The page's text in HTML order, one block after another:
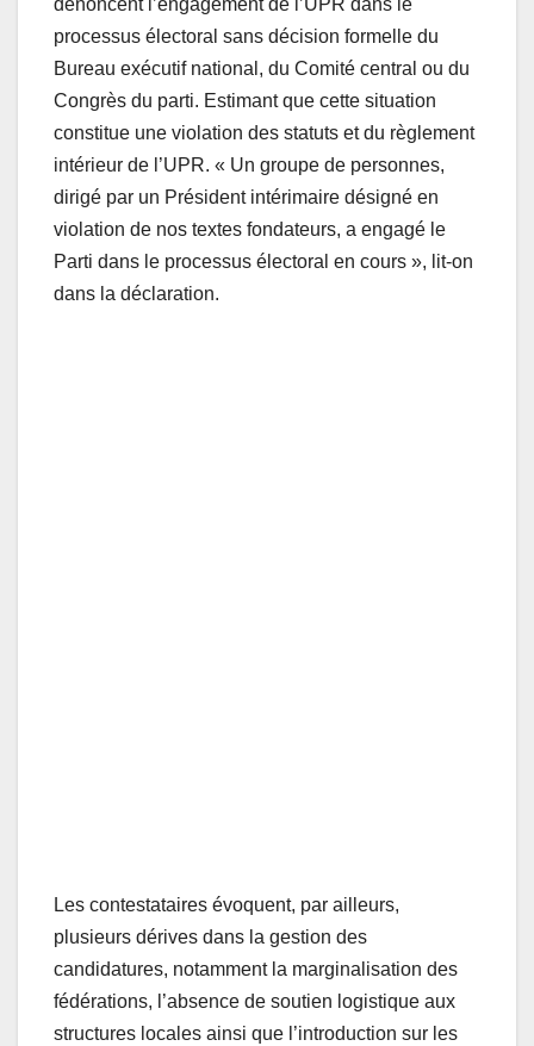
dénoncent l’engagement de l’UPR dans le
processus électoral sans décision formelle du
Bureau exécutif national, du Comité central ou du
Congrès du parti. Estimant que cette situation
constitue une violation des statuts et du règlement
intérieur de l’UPR. « Un groupe de personnes,
dirigé par un Président intérimaire désigné en
violation de nos textes fondateurs, a engagé le
Parti dans le processus électoral en cours », lit-on
dans la déclaration.
Les contestataires évoquent, par ailleurs,
plusieurs dérives dans la gestion des
candidatures, notamment la marginalisation des
fédérations, l’absence de soutien logistique aux
structures locales ainsi que l’introduction sur les